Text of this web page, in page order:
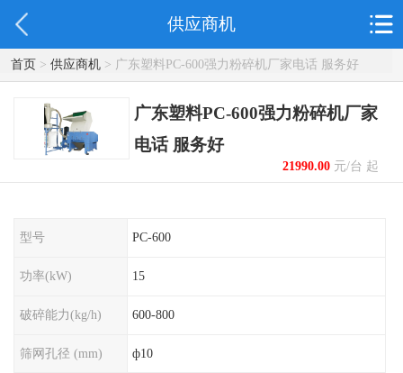
供应商机
首页> 供应商机> 广东塑料PC-600强力粉碎机厂家电话 服务好
广东塑料PC-600强力粉碎机厂家
电话 服务好
21990.00元/台 起
型号 PC-600
功率(kW) 15
破碎能力(kg/h) 600-800
筛网孔径 (mm) ф10